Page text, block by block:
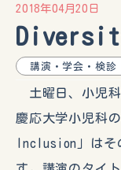
2018年04月20日
講演・学会・検診
土曜日、小児科
慶応大学小児科
Inclusion」はそ